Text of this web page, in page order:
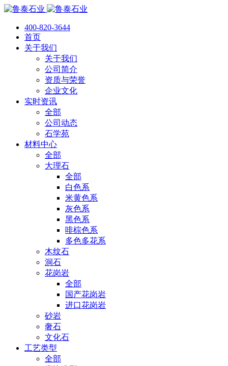
400-820-3644
首页
关于我们
关于我们
公司简介
资质与荣誉
企业文化
实时资讯
全部
公司动态
石学苑
材料中心
全部
大理石
全部
白色系
米黄色系
灰色系
黑色系
啡棕色系
多色多花系
木纹石
洞石
花岗岩
全部
国产花岗岩
进口花岗岩
砂岩
奢石
文化石
工艺类型
全部